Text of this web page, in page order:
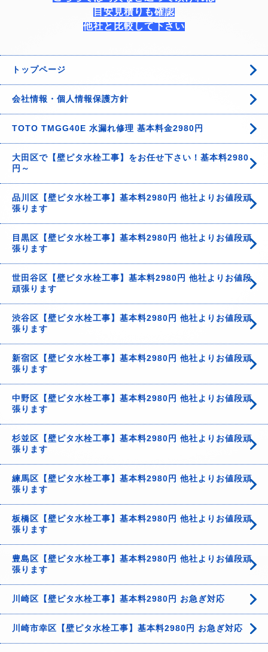
目安見積りも確認
他社と比較して下さい
トップページ
会社情報・個人情報保護方針
TOTO TMGG40E 水漏れ修理 基本料金2980円
大田区で【壁ピタ水栓工事】をお任せ下さい！基本料2980
円～
品川区【壁ピタ水栓工事】基本料2980円 他社よりお値段頑
張ります
目黒区【壁ピタ水栓工事】基本料2980円 他社よりお値段頑
張ります
世田谷区【壁ピタ水栓工事】基本料2980円 他社よりお値段
頑張ります
渋谷区【壁ピタ水栓工事】基本料2980円 他社よりお値段頑
張ります
新宿区【壁ピタ水栓工事】基本料2980円 他社よりお値段頑
張ります
中野区【壁ピタ水栓工事】基本料2980円 他社よりお値段頑
張ります
杉並区【壁ピタ水栓工事】基本料2980円 他社よりお値段頑
張ります
練馬区【壁ピタ水栓工事】基本料2980円 他社よりお値段頑
張ります
板橋区【壁ピタ水栓工事】基本料2980円 他社よりお値段頑
張ります
豊島区【壁ピタ水栓工事】基本料2980円 他社よりお値段頑
張ります
川崎区【壁ピタ水栓工事】基本料2980円 お急ぎ対応
川崎市幸区【壁ピタ水栓工事】基本料2980円 お急ぎ対応